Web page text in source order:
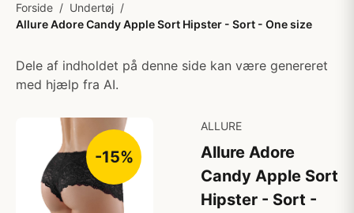
Forside / Undertøj /
Allure Adore Candy Apple Sort Hipster - Sort - One size
Dele af indholdet på denne side kan være genereret
med hjælp fra AI.
-15%
ALLURE
Allure Adore
Candy Apple Sort
Hipster - Sort -